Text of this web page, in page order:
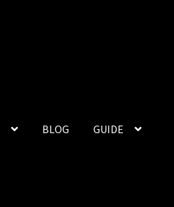
BLOG GUIDE